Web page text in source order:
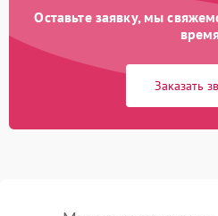
Оставьте заявку, мы
Заказать